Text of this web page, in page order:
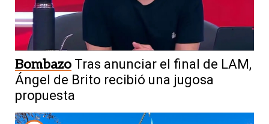
Bombazo Tras anunciar el final de LAM,
Ángel de Brito recibió una jugosa
propuesta